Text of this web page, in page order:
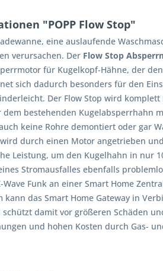
"POPP Flow Stop"
eine auslaufende
verursachen. Der Flow Stop
für Kugelkopf-Hähne, der
sich dadurch besonders für den
Der Flow Stop wird
bestehenden Kugelabsperrhahn
keine Rohre demontiert oder gar
wird durch einen Motor angetrieben
Leistung, um den Kugelhahn in nur
Stromausfalles ebenfalls
Wave Funk an einer Smart Home
kann das Smart Home Gateway in
damit vor größeren Schäden
und hohen Kosten durch Gas-